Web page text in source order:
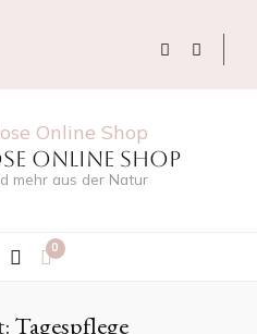
Online Shop
mehr aus der Natur
0
Tagespflege